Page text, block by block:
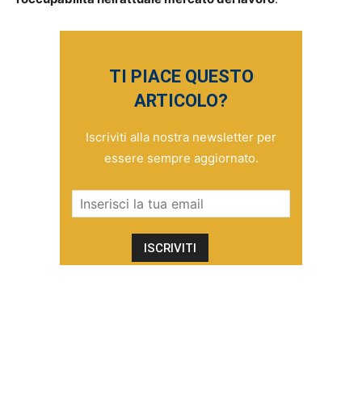
TI PIACE QUESTO
ARTICOLO?
Iscriviti alla nostra newsletter per
essere sempre aggiornato.